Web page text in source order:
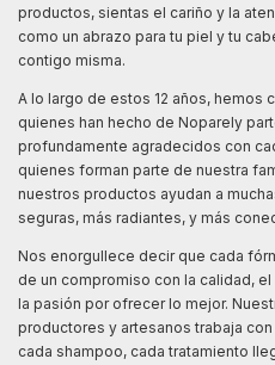
productos, sientas el cariño y la
como un abrazo para tu piel y tu
contigo misma.
A lo largo de estos 12 años, hemos
quienes han hecho de Noparely
profundamente agradecidos con
quienes forman parte de nuestra
nuestros productos ayudan a
seguras, más radiantes, y más
Nos enorgullece decir que cada
de un compromiso con la calidad,
la pasión por ofrecer lo mejor.
productores y artesanos trabaja
cada shampoo, cada tratamiento